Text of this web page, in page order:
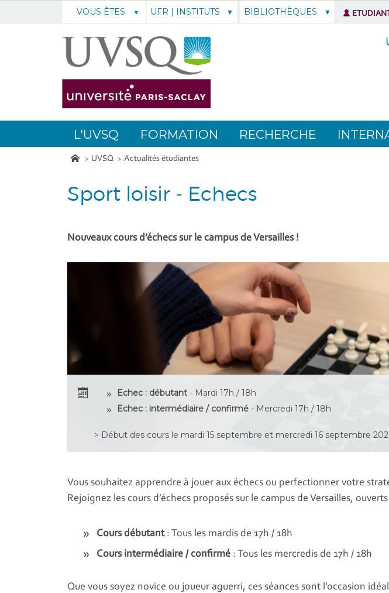
VOUS ÊTES
L'UVSQ FORMATION RECHERCHE
UVSQ Actualités étudiantes
Sport loisir - Echecs
Nouveaux cours d’échecs sur le campus de Versailles !
Echec : débutant - Mardi 17h / 18h
Echec : intermédiaire / confirmé - Mercredi 17h / 18h
> Début des cours le mardi 15 septembre et mercredi 16 septembre
Vous souhaitez apprendre à jouer aux échecs ou perfectionner votre
Rejoignez les cours d’échecs proposés sur le campus de Versailles,
Cours débutant: Tous les mardis de 17h / 18h
Cours intermédiaire / confirmé: Tous les mercredis de 17h / 18h
Que vous soyez novice ou joueur aguerri, ces séances sont l’occasion
UFR | INSTITUTS BIBLIOTHÈQUES